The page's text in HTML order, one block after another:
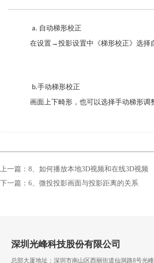
a. 自动梯形校正
在设置→投影设置中 《梯形校正》选择
b.手动梯形校正
画面上下畸形，也可以选择手动梯形调
上一篇：8、如何播放本地3D视频和在线3D视频
下一篇：6、微投投影画面与投影距离的关系
深圳光峰科技股份有限公司
总部大厦地址：深圳市南山区西丽街道仙洞路8号光